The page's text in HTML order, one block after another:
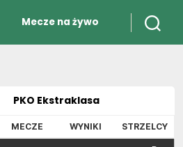
Mecze na żywo
PKO Ekstraklasa
MECZE WYNIKI STRZELCY